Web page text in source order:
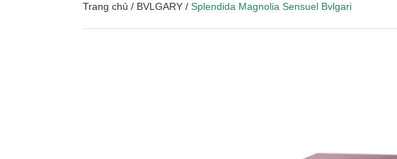
Trang chủ / BVLGARY / Splendida Magnolia Sensuel Bvlgari